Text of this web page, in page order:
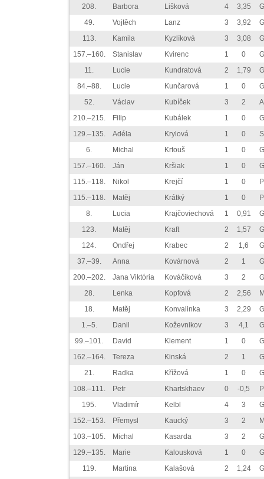
208.
Barbora Lišková 4 3,35
49.
Vojtěch Lanz 3 3,92
113.
Kamila Kyzlíková 3 3,08
157.–160.
Stanislav Kvirenc 1 0
11.
Lucie Kundratová 2 1,79
84.–88.
Lucie Kunčarová 1 0
52.
Václav Kubíček 3 2
210.–215.
Filip Kubálek 1 0
129.–135.
Adéla Krylová 1 0
6.
Michal Krtouš 1 0
157.–160.
Ján Kršiak 1 0
115.–118.
Nikol Krejčí 1 0
115.–118.
Matěj Krátký 1 0
8.
Lucia Krajčoviechová 1 0,91
123.
Matěj Kraft 2 1,57
124.
Ondřej Krabec 2 1,6
37.–39.
Anna Kovárnová 2 1
200.–202.
Jana Viktória Kováčiková 3 2
28.
Lenka Kopfová 2 2,56
18.
Matěj Konvalinka 3 2,29
1.–5.
Danil Koževnikov 3 4,1
99.–101.
David Klement 1 0
162.–164.
Tereza Kinská 2 1
21.
Radka Křížová 1 0
108.–111.
Petr Khartskhaev 0 -0,5
195.
Vladimír Kelbl 4 3
152.–153.
Přemysl Kaucký 3 2
103.–105.
Michal Kasarda 3 2
129.–135.
Marie Kalousková 1 0
119.
Martina Kalašová 2 1,24